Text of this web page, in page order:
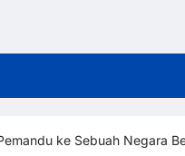
ke Sebuah Negara